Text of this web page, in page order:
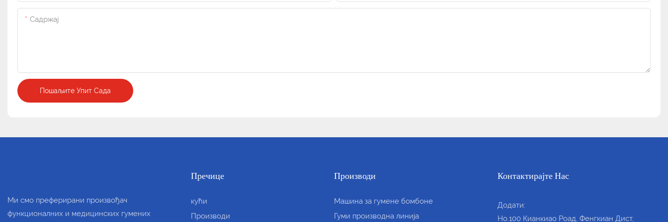
Садржај
Пошаљите Упит Сада
Ми смо преферирани произвођач
функционалних и медицинских гумених
Пречице
кући
Производи
Производи
Машина за гумене бомбоне
Гуми производна линија
Контактирајте Нас
Додати:
Но.100 Кианкиао Роад, Фенгкиан Дист,